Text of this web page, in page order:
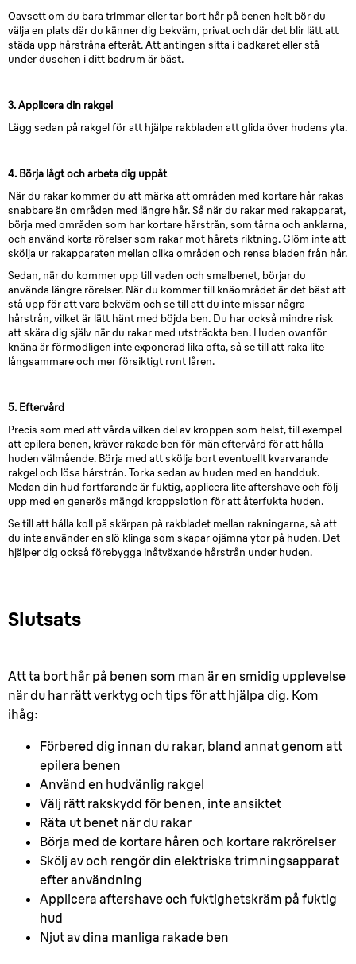
Oavsett om du bara trimmar eller tar bort hår på benen helt bör du
välja en plats där du känner dig bekväm, privat och där det blir lätt att
städa upp hårstråna efteråt. Att antingen sitta i badkaret eller stå
under duschen i ditt badrum är bäst.
3. Applicera din rakgel
Lägg sedan på rakgel för att hjälpa rakbladen att glida över hudens yta.
4. Börja lågt och arbeta dig uppåt
När du rakar kommer du att märka att områden med kortare hår rakas
snabbare än områden med längre hår. Så när du rakar med rakapparat,
börja med områden som har kortare hårstrån, som tårna och anklarna,
och använd korta rörelser som rakar mot hårets riktning. Glöm inte att
skölja ur rakapparaten mellan olika områden och rensa bladen från hår.
Sedan, när du kommer upp till vaden och smalbenet, börjar du
använda längre rörelser. När du kommer till knäområdet är det bäst att
stå upp för att vara bekväm och se till att du inte missar några
hårstrån, vilket är lätt hänt med böjda ben. Du har också mindre risk
att skära dig själv när du rakar med utsträckta ben. Huden ovanför
knäna är förmodligen inte exponerad lika ofta, så se till att raka lite
långsammare och mer försiktigt runt låren.
5. Eftervård
Precis som med att vårda vilken del av kroppen som helst, till exempel
att epilera benen, kräver rakade ben för män eftervård för att hålla
huden välmående. Börja med att skölja bort eventuellt kvarvarande
rakgel och lösa hårstrån. Torka sedan av huden med en handduk.
Medan din hud fortfarande är fuktig, applicera lite aftershave och följ
upp med en generös mängd kroppslotion för att återfukta huden.
Se till att hålla koll på skärpan på rakbladet mellan rakningarna, så att
du inte använder en slö klinga som skapar ojämna ytor på huden. Det
hjälper dig också förebygga inåtväxande hårstrån under huden.
Slutsats
Att ta bort hår på benen som man är en smidig upplevelse
när du har rätt verktyg och tips för att hjälpa dig. Kom
ihåg:
Förbered dig innan du rakar, bland annat genom att
epilera benen
Använd en hudvänlig rakgel
Välj rätt rakskydd för benen, inte ansiktet
Räta ut benet när du rakar
Börja med de kortare håren och kortare rakrörelser
Skölj av och rengör din elektriska trimningsapparat
efter användning
Applicera aftershave och fuktighetskräm på fuktig
hud
Njut av dina manliga rakade ben